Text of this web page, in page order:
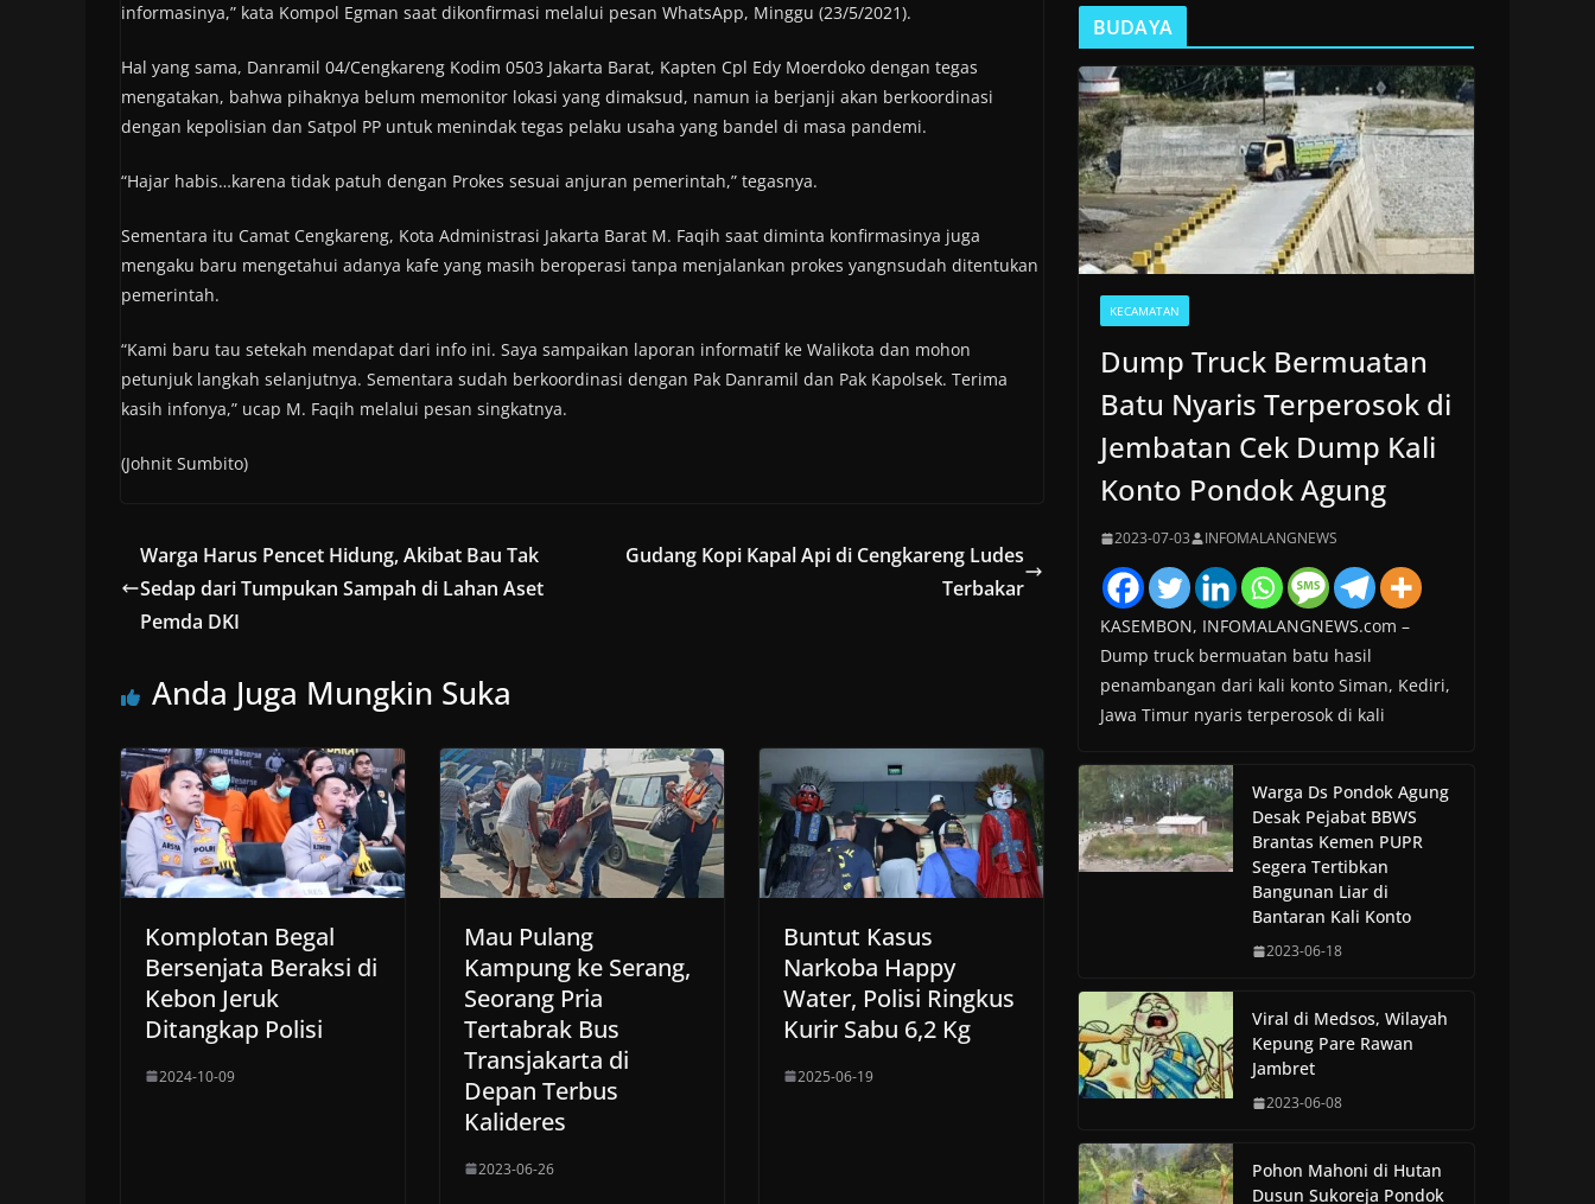
informasinya,” kata Kompol Egman saat dikonfirmasi melalui pesan WhatsApp, Minggu (23/5/2021).
Hal yang sama, Danramil 04/Cengkareng Kodim 0503 Jakarta Barat, Kapten Cpl Edy Moerdoko dengan tegas
mengatakan, bahwa pihaknya belum memonitor lokasi yang dimaksud, namun ia berjanji akan berkoordinasi
dengan kepolisian dan Satpol PP untuk menindak tegas pelaku usaha yang bandel di masa pandemi.
“Hajar habis…karena tidak patuh dengan Prokes sesuai anjuran pemerintah,” tegasnya.
Sementara itu Camat Cengkareng, Kota Administrasi Jakarta Barat M. Faqih saat diminta konfirmasinya juga
mengaku baru mengetahui adanya kafe yang masih beroperasi tanpa menjalankan prokes yangnsudah ditentukan
pemerintah.
“Kami baru tau setekah mendapat dari info ini. Saya sampaikan laporan informatif ke Walikota dan mohon
petunjuk langkah selanjutnya. Sementara sudah berkoordinasi dengan Pak Danramil dan Pak Kapolsek. Terima
kasih infonya,” ucap M. Faqih melalui pesan singkatnya.
(Johnit Sumbito)
Warga Harus Pencet Hidung, Akibat Bau Tak
Sedap dari Tumpukan Sampah di Lahan Aset
Pemda DKI
Gudang Kopi Kapal Api di Cengkareng Ludes
Terbakar
Anda Juga Mungkin Suka
Komplotan Begal
Bersenjata Beraksi di
Kebon Jeruk
Ditangkap Polisi
2024-10-09
Mau Pulang
Kampung ke Serang,
Seorang Pria
Tertabrak Bus
Transjakarta di
Depan Terbus
Kalideres
2023-06-26
Buntut Kasus
Narkoba Happy
Water, Polisi Ringkus
Kurir Sabu 6,2 Kg
2025-06-19
BUDAYA
KECAMATAN
Dump Truck Bermuatan
Batu Nyaris Terperosok di
Jembatan Cek Dump Kali
Konto Pondok Agung
2023-07-03 INFOMALANGNEWS
KASEMBON, INFOMALANGNEWS.com –
Dump truck bermuatan batu hasil
penambangan dari kali konto Siman, Kediri,
Jawa Timur nyaris terperosok di kali
Warga Ds Pondok Agung
Desak Pejabat BBWS
Brantas Kemen PUPR
Segera Tertibkan
Bangunan Liar di
Bantaran Kali Konto
2023-06-18
Viral di Medsos, Wilayah
Kepung Pare Rawan
Jambret
2023-06-08
Pohon Mahoni di Hutan
Dusun Sukoreja Pondok